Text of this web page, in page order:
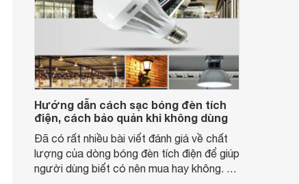
Hướng dẫn cách sạc bóng đèn tích
điện, cách bảo quản khi không dùng
Đã có rất nhiều bài viết đánh giá về chất
lượng của dòng bóng đèn tích điện để giúp
người dùng biết có nên mua hay không. Vì